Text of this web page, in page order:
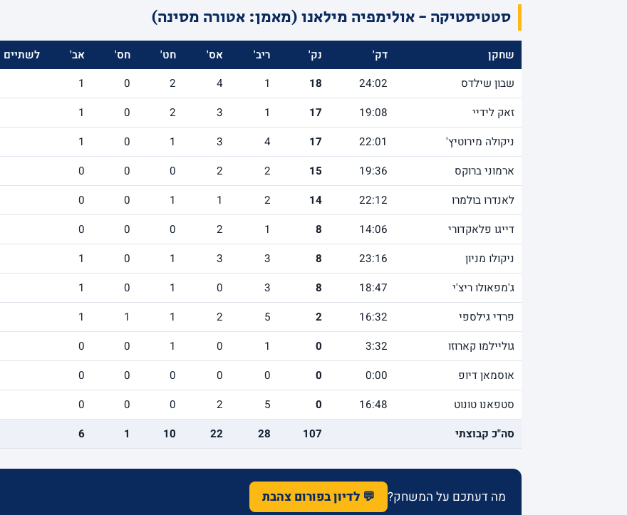
סטטיסטיקה - אולימפיה מילאנו (מאמן: אטורה מסינה)
שחקן דק' נק' ריב' אס' חט' חס' אב' לשתיים
שבון שילדס
24:02
18
1
4
2
0
1
זאק לידיי
19:08
17
1
3
2
0
1
ניקולה מירוטיץ'
22:01
17
4
3
1
0
1
ארמוני ברוקס
19:36
15
2
2
0
0
0
לאנדרו בולמרו
22:12
14
2
1
1
0
0
דייגו פלאקדורי
14:06
8
1
2
0
0
0
ניקולו מניון
23:16
8
3
3
1
0
1
ג'מפאולו ריצ'י
18:47
8
3
0
1
0
1
פרדי גילספי
16:32
2
5
2
1
1
1
גוליילמו קארוזו
3:32
0
1
0
1
0
0
אוסמאן דיופ
0:00
0
0
0
0
0
0
סטפאנו טונוט
16:48
0
5
2
0
0
0
סה"כ קבוצתי
107
28
22
10
1
6
מה דעתכם על המשחק? 💬 לדיון בפורום צהבת